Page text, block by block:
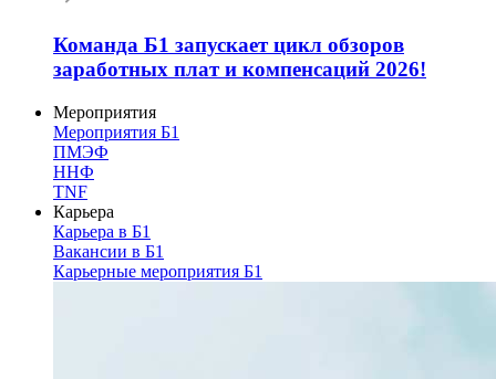
Команда Б1 запускает цикл обзоров
заработных плат и компенсаций 2026!
Мероприятия
Мероприятия Б1
ПМЭФ
ННФ
TNF
Карьера
Карьера в Б1
Вакансии в Б1
Карьерные мероприятия Б1